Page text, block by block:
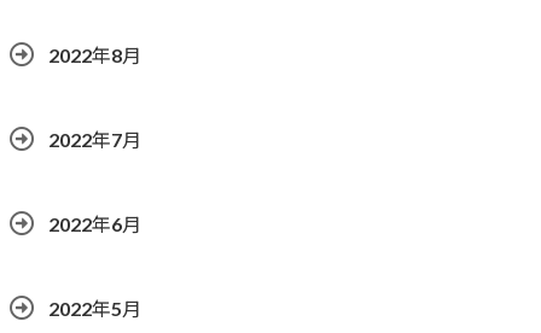
2022年8月
2022年7月
2022年6月
2022年5月